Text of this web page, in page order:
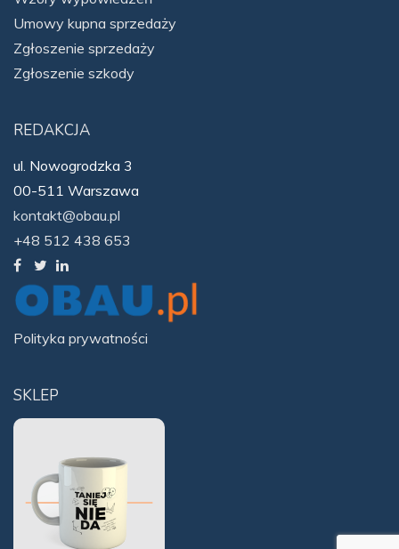
SKLEP
Umowy kupna sprzedaży
Zgłoszenie sprzedaży
Zgłoszenie szkody
REDAKCJA
ul. Nowogrodzka 3
00-511 Warszawa
kontakt@obau.pl
+48 512 438 653
Polityka prywatności